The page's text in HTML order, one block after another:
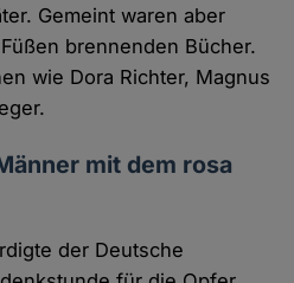
Gemeint waren aber
brennenden Bücher.
wie Dora Richter, Magnus
mit dem rosa
der Deutsche